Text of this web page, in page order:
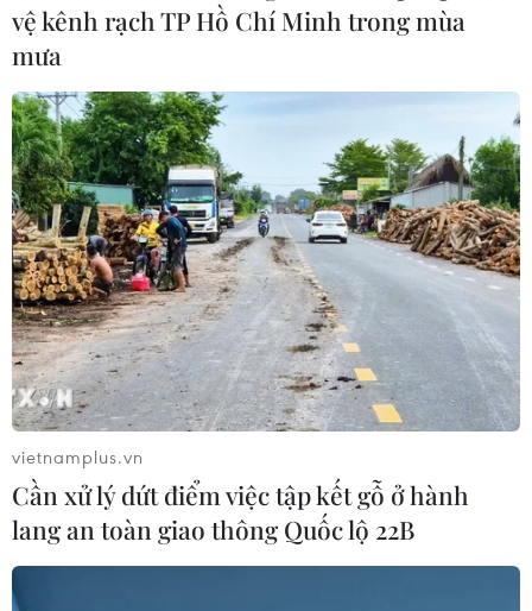
(TTXVN/Vietnam+)
#việc nhẹ lương cao
#buôn người
#nạn nhân buôn người
vệ kênh rạch TP Hồ Chí Minh trong mùa
mưa
vietnamplus.vn
Cần xử lý dứt điểm việc tập kết gỗ ở hành
lang an toàn giao thông Quốc lộ 22B